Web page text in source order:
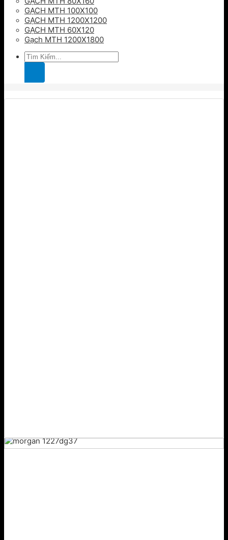
GẠCH MTH 100X100
GẠCH MTH 1200X1200
GẠCH MTH 60X120
Gạch MTH 1200X1800
Tìm
kiếm: